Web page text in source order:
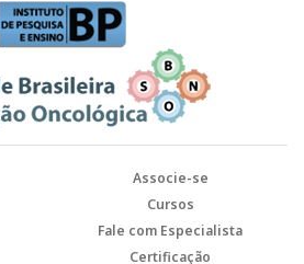
Associe-se
Cursos
Fale com Especialista
Certificação